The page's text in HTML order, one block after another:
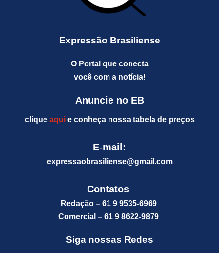
Expressão Brasiliense
O Portal que conecta
você com a notícia!
Anuncie no EB
clique aquie conheça nossa tabela de preços
E-mail:
expressaobrasiliense@gmail.com
Contatos
Redação – 61 9 9535-6969
Comercial – 61 9 8622-9879
Siga nossas Redes